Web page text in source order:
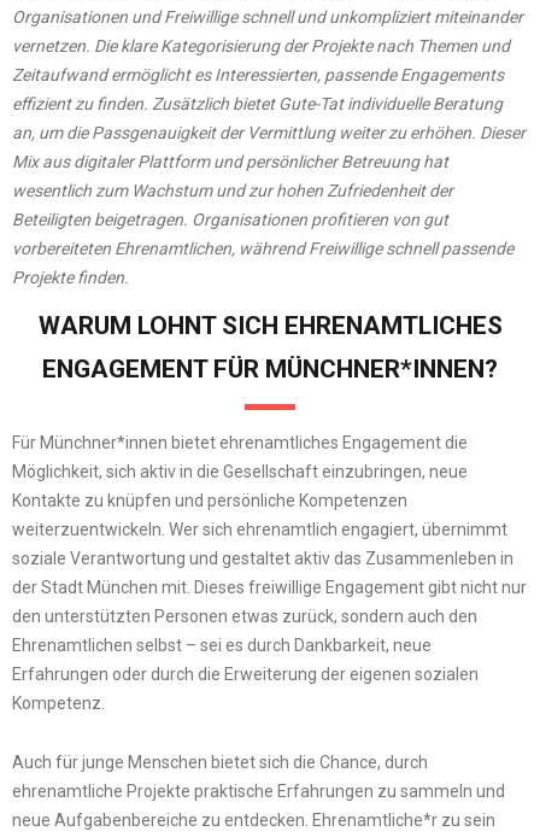
Organisationen und Freiwillige schnell und unkompliziert miteinander
vernetzen. Die klare Kategorisierung der Projekte nach Themen und
Zeitaufwand ermöglicht es Interessierten, passende Engagements
effizient zu finden. Zusätzlich bietet Gute-Tat individuelle Beratung
an, um die Passgenauigkeit der Vermittlung weiter zu erhöhen. Dieser
Mix aus digitaler Plattform und persönlicher Betreuung hat
wesentlich zum Wachstum und zur hohen Zufriedenheit der
Beteiligten beigetragen. Organisationen profitieren von gut
vorbereiteten Ehrenamtlichen, während Freiwillige schnell passende
Projekte finden.
WARUM LOHNT SICH EHRENAMTLICHES
ENGAGEMENT FÜR MÜNCHNER*INNEN?
Für Münchner*innen bietet ehrenamtliches Engagement die
Möglichkeit, sich aktiv in die Gesellschaft einzubringen, neue
Kontakte zu knüpfen und persönliche Kompetenzen
weiterzuentwickeln. Wer sich ehrenamtlich engagiert, übernimmt
soziale Verantwortung und gestaltet aktiv das Zusammenleben in
der Stadt München mit. Dieses freiwillige Engagement gibt nicht nur
den unterstützten Personen etwas zurück, sondern auch den
Ehrenamtlichen selbst – sei es durch Dankbarkeit, neue
Erfahrungen oder durch die Erweiterung der eigenen sozialen
Kompetenz.
Auch für junge Menschen bietet sich die Chance, durch
ehrenamtliche Projekte praktische Erfahrungen zu sammeln und
neue Aufgabenbereiche zu entdecken. Ehrenamtliche*r zu sein